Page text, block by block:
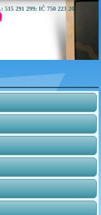
515 291 299; IČ 750 223 20